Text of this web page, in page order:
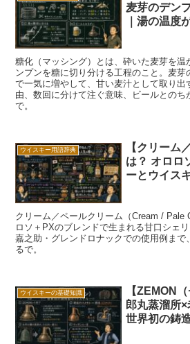
麦芽のデン
｜湯の温度
糖化（マッシング）とは、砕いた麦芽を
ンプンを糖に切り分ける工程のこと。麦
で一気に増やして、甘い麦汁として取り出
由、数回に分けて注ぐ意味、ビールとのち
で。
ウイスキー用語辞典
【クリーム
は？ オロロ
ーとウイス
クリーム／ペールクリーム（Cream / Pale
ロソ＋PXのブレンドで生まれる甘口シェ
嘉之助・グレンドロナックでの使用例まで
るで。
ウイスキーの基礎知識
【ZEMON
郎丸蒸溜所
世界初の鋳